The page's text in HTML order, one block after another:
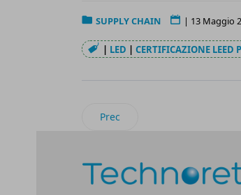
SUPPLY CHAIN | 13 Maggio
| LED | CERTIFICAZIONE LEED
Articolo precedente:
Prec